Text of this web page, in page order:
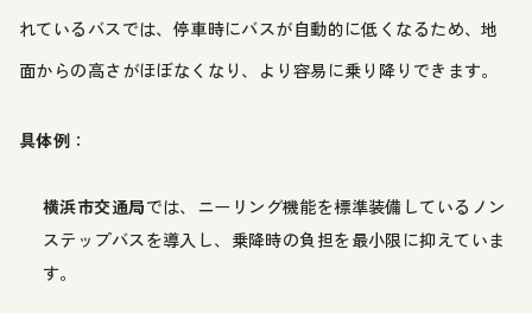
れているバスでは、停車時にバスが自動的に低くなるため、地
面からの高さがほぼなくなり、より容易に乗り降りできます。
具体例 ：
横浜市交通局では、ニーリング機能を標準装備しているノン
ステップバスを導入し、乗降時の負担を最小限に抑えていま
す。